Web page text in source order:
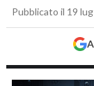
Pubblicato il 19